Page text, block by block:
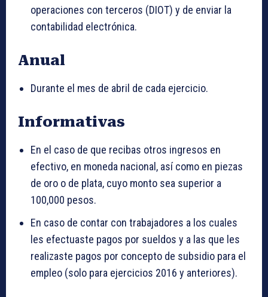
operaciones con terceros (DIOT) y de enviar la
contabilidad electrónica.
Anual
Durante el mes de abril de cada ejercicio.
Informativas
En el caso de que recibas otros ingresos en
efectivo, en moneda nacional, así como en piezas
de oro o de plata, cuyo monto sea superior a
100,000 pesos.
En caso de contar con trabajadores a los cuales
les efectuaste pagos por sueldos y a las que les
realizaste pagos por concepto de subsidio para el
empleo (solo para ejercicios 2016 y anteriores).